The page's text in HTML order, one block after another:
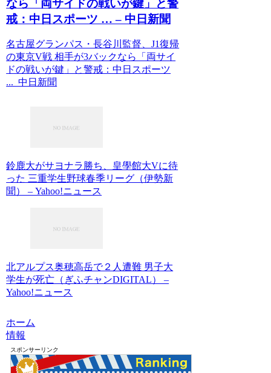
なら「両サイドの戦いが鍵」と警
戒：中日スポーツ … – 中日新聞
名古屋グランパス・長谷川監督、J1復帰
の東京V戦 相手が3バックなら「両サイ
ドの戦いが鍵」と警戒：中日スポーツ
... 中日新聞
鈴鹿大がサヨナラ勝ち、皇學館大Vに待
った 三重学生野球春季リーグ（伊勢新
聞） – Yahoo!ニュース
北アルプス奥穂高岳で２人遭難 男子大
学生が死亡（ぎふチャンDIGITAL） –
Yahoo!ニュース
ホーム
情報
スポンサーリンク